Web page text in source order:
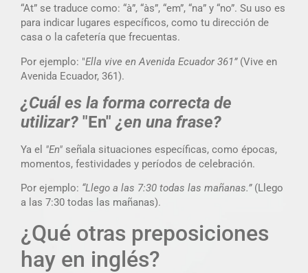
“At” se traduce como: “à”, “às”, “em”, “na” y “no”. Su uso es
para indicar lugares específicos, como tu dirección de
casa o la cafetería que frecuentas.
Por ejemplo: "Ella vive en Avenida Ecuador 361”(Vive en
Avenida Ecuador, 361).
¿Cuál es la forma correcta de
utilizar? "En" ¿en una frase?
Ya el "En" señala situaciones específicas, como épocas,
momentos, festividades y períodos de celebración.
Por ejemplo: “Llego a las 7:30 todas las mañanas.”(Llego
a las 7:30 todas las mañanas).
¿Qué otras preposiciones
hay en inglés?